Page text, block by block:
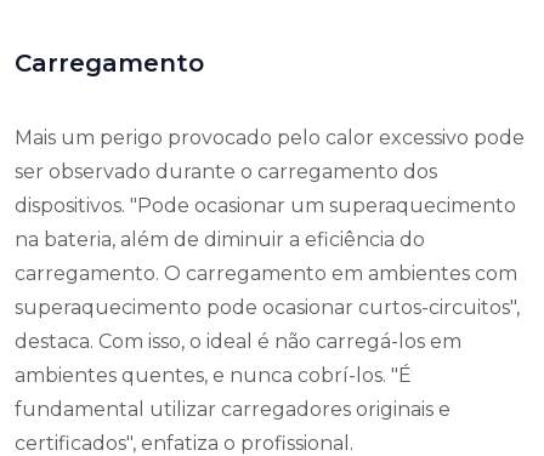
Carregamento
Mais um perigo provocado pelo calor excessivo pode
ser observado durante o carregamento dos
dispositivos. "Pode ocasionar um superaquecimento
na bateria, além de diminuir a eficiência do
carregamento. O carregamento em ambientes com
superaquecimento pode ocasionar curtos-circuitos",
destaca. Com isso, o ideal é não carregá-los em
ambientes quentes, e nunca cobrí-los. "É
fundamental utilizar carregadores originais e
certificados", enfatiza o profissional.